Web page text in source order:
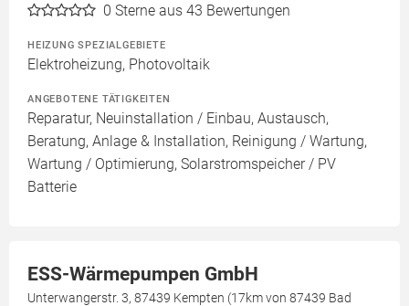
0 Sterne aus 43 Bewertungen
HEIZUNG SPEZIALGEBIETE
Elektroheizung, Photovoltaik
ANGEBOTENE TÄTIGKEITEN
Reparatur, Neuinstallation / Einbau, Austausch,
Beratung, Anlage & Installation, Reinigung / Wartung,
Wartung / Optimierung, Solarstromspeicher / PV
Batterie
ESS-Wärmepumpen GmbH
Unterwangerstr. 3, 87439 Kempten (17km von 87439 Bad